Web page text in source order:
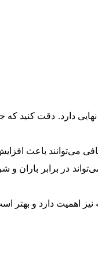
دارد. دقت کنید که
می‌توانند باعث
در برابر باران و
نیز اهمیت دارد و بهتر